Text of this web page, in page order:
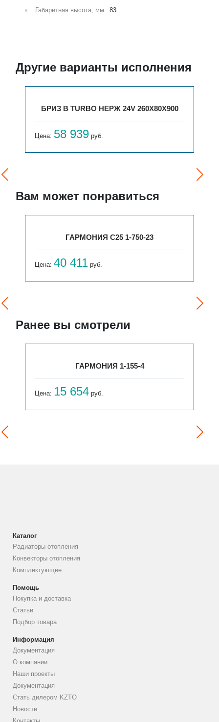
Габаритная высота, мм: 83
Другие варианты исполнения
БРИЗ В TURBO НЕРЖ 24V 260Х80Х900
Цена: 58 939 руб.
Вам может понравиться
ГАРМОНИЯ С25 1-750-23
Цена:40 411 руб.
Ранее вы смотрели
ГАРМОНИЯ 1-155-4
Цена: 15 654 руб.
Каталог
Радиаторы отопления
Конвекторы отопления
Комплектующие
Помощь
Покупка и доставка
Статьи
Подбор товара
Информация
Документация
О компании
Наши проекты
Документация
Стать дилером KZTO
Новости